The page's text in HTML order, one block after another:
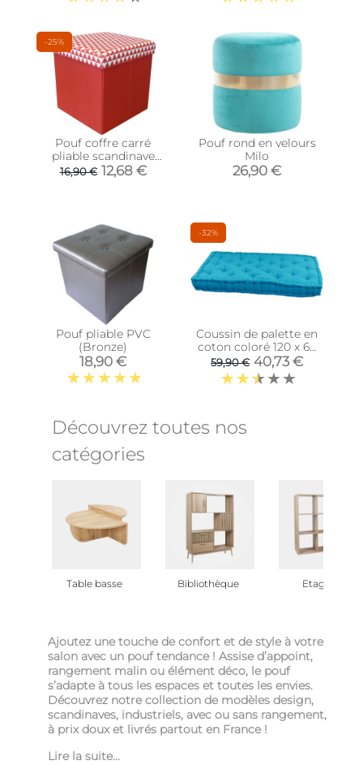
-25%
Pouf coffre carré
pliable scandinave
(Rouge)
16,90 € 12,68 €
Pouf rond en velours
Milo
26,90 €
Pouf pliable PVC
(Bronze)
18,90 €
-32%
Coussin de palette en
coton coloré 120 x 60
cm (Turquoise)
59,90 € 40,73 €
Découvrez toutes nos
catégories
Table basse Bibliothèque Etagère
Ajoutez une touche de confort et de style à votre
salon avec un pouf tendance ! Assise d’appoint,
rangement malin ou élément déco, le pouf
s’adapte à tous les espaces et toutes les envies.
Découvrez notre collection de modèles design,
scandinaves, industriels, avec ou sans rangement,
à prix doux et livrés partout en France !
Lire la suite...